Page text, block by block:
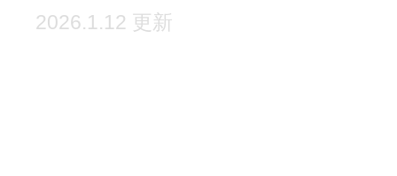
2026.1.12 更新